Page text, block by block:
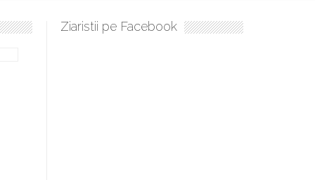
sculați, boieri mari! Sara Nukina are nevoie de ajutorul nostru!
Ziaristii pe Facebook